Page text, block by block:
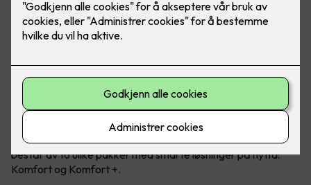
Moderne teknologi kan ta hytteopplevelsen til et nytt nivå!
Micro Matic har nå lansert Smarthytte – et konsept som
består av to ulike pakker med smarte løsninger på hytta:
Komfort og Komfort +.